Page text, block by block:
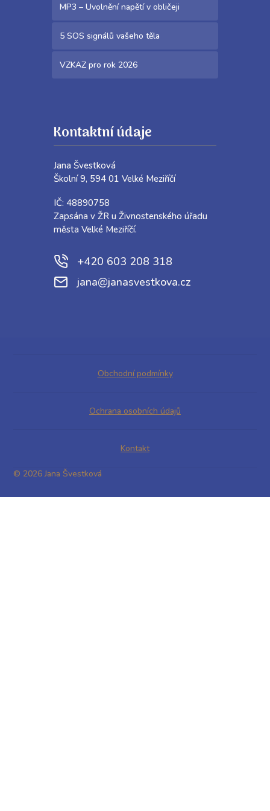
MP3 – Uvolnění napětí v obličeji
5 SOS signálů vašeho těla
VZKAZ pro rok 2026
Kontaktní údaje
Jana Švestková
Školní 9, 594 01 Velké Meziříčí
IČ: 48890758
Zapsána v ŽR u Živnostenského úřadu
města Velké Meziříčí.
+420 603 208 318
jana@janasvestkova.cz
Obchodní podmínky
Ochrana osobních údajů
Kontakt
© 2026 Jana Švestková